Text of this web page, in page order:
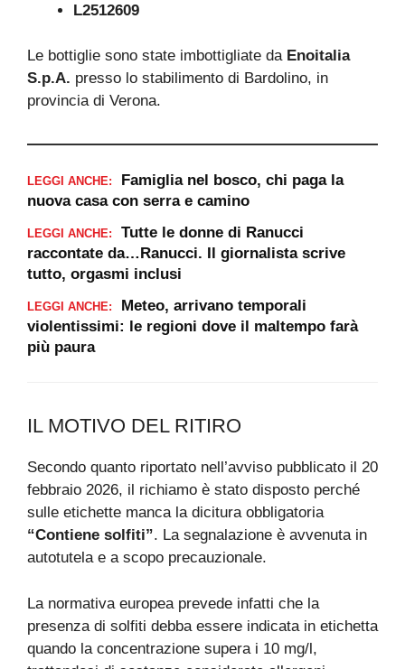
L2512609
Le bottiglie sono state imbottigliate da Enoitalia
S.p.A. presso lo stabilimento di Bardolino, in
provincia di Verona.
LEGGI ANCHE:
Famiglia nel bosco, chi paga la
nuova casa con serra e camino
LEGGI ANCHE:
Tutte le donne di Ranucci
raccontate da…Ranucci. Il giornalista scrive
tutto, orgasmi inclusi
LEGGI ANCHE:
Meteo, arrivano temporali
violentissimi: le regioni dove il maltempo farà
più paura
IL MOTIVO DEL RITIRO
Secondo quanto riportato nell’avviso pubblicato il 20
febbraio 2026, il richiamo è stato disposto perché
sulle etichette manca la dicitura obbligatoria
“Contiene solfiti”. La segnalazione è avvenuta in
autotutela e a scopo precauzionale.
La normativa europea prevede infatti che la
presenza di solfiti debba essere indicata in etichetta
quando la concentrazione supera i 10 mg/l,